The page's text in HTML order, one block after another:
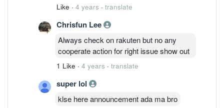
Like · 4 years · translate
Chrisfun Lee
Always check on rakuten but no any
cooperate action for right issue show out
1 Like · 4 years · translate
super lol
klse here announcement ada ma bro